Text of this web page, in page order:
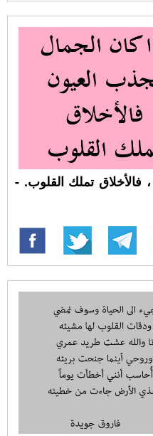
فالأخلاق تملك القلوب. -